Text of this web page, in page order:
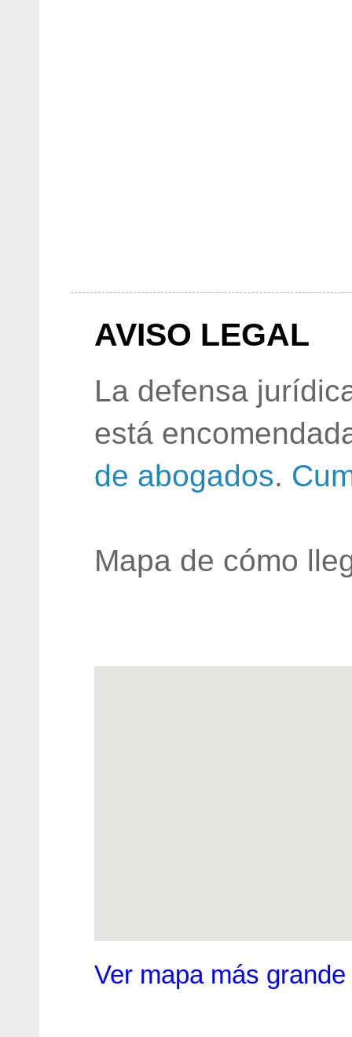
AVISO LEGAL
La defensa
está
de abogados.
Mapa de cómo
Ver mapa más grande